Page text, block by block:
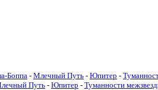
Боппа- Млечный Путь - Юпитер -
Путь - Юпитер - Туманности